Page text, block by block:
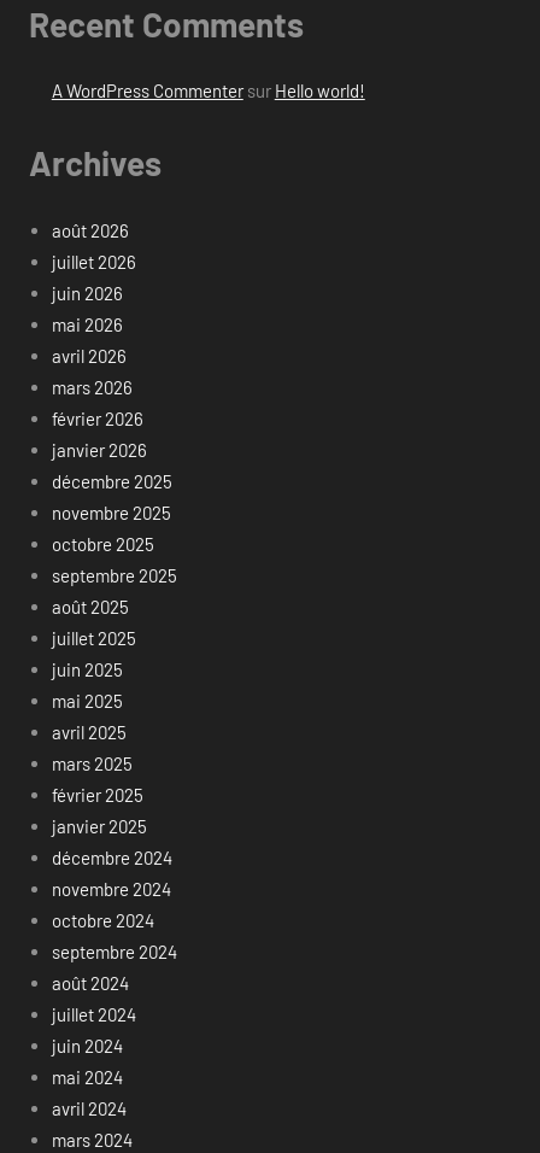
Recent Comments
A WordPress Commentersur Hello world!
Archives
août 2026
juillet 2026
juin 2026
mai 2026
avril 2026
mars 2026
février 2026
janvier 2026
décembre 2025
novembre 2025
octobre 2025
septembre 2025
août 2025
juillet 2025
juin 2025
mai 2025
avril 2025
mars 2025
février 2025
janvier 2025
décembre 2024
novembre 2024
octobre 2024
septembre 2024
août 2024
juillet 2024
juin 2024
mai 2024
avril 2024
mars 2024